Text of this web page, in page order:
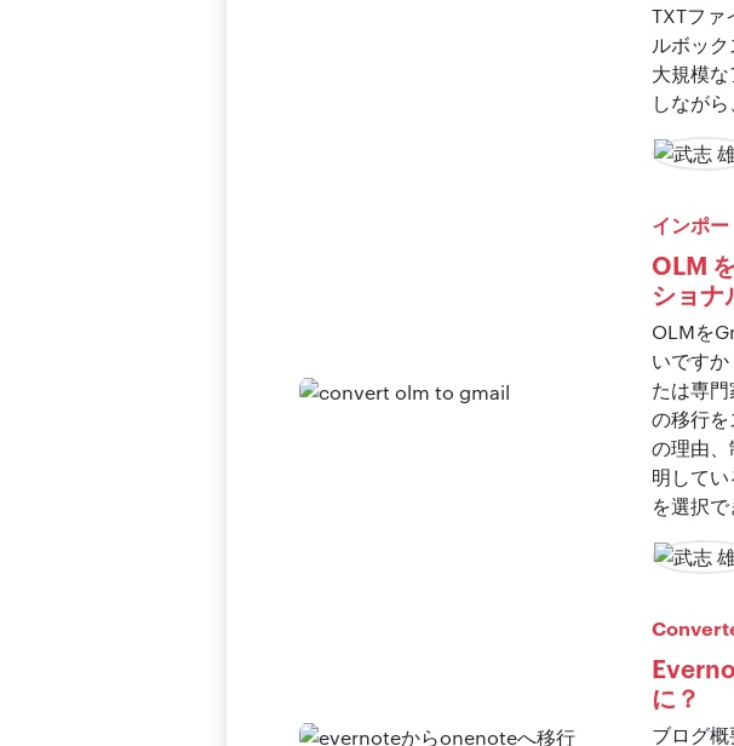
TXTファ
ルボッ
大規模
しなが
インポー
OLM
ショナ
OLMを
いです
たは専
の移行
の理由
明して
を選択
に？
ブログ